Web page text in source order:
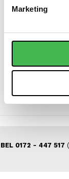
Marketing
laptoptas /
floater
BEL 0172 - 447 517